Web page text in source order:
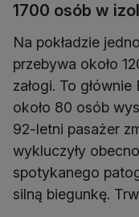
1700 osób w
Na pokładzie
przebywa około
załogi. To
około 80 osób
92-letni pasażer
wykluczyły
spotykanego
silną biegunkę.